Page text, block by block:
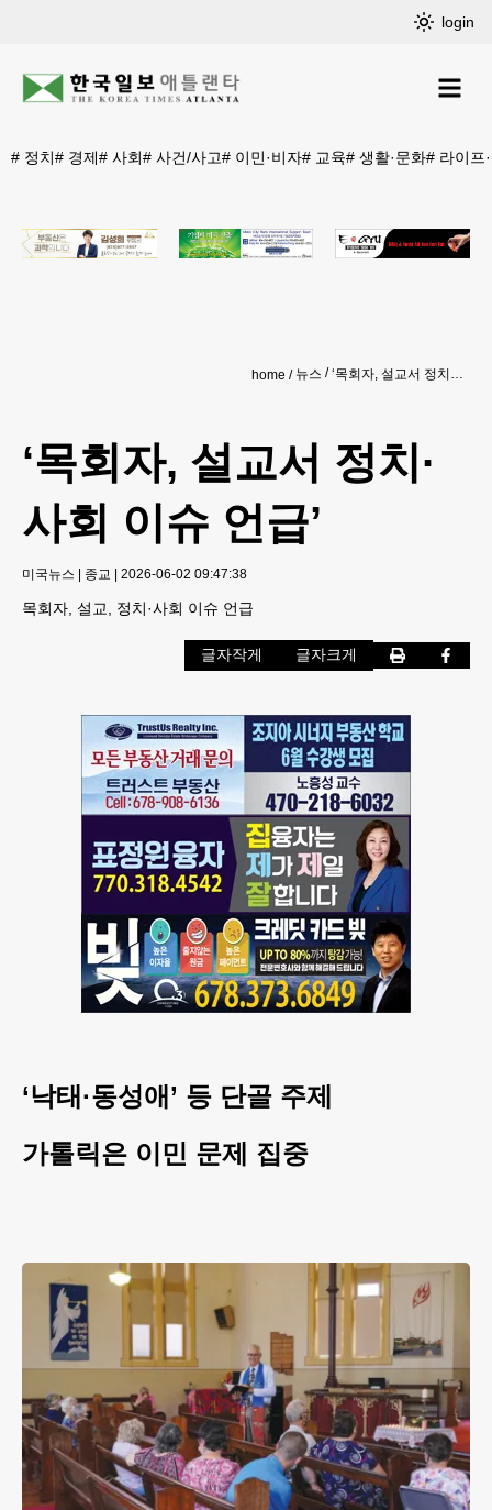
login
# 정치# 경제# 사회# 사건/사고# 이민·비자# 교육# 생활·문화# 라이프
home 뉴스 ‘목회자, 설교서 정치·사회 이슈 언급’
‘목회자, 설교서 정치·
사회 이슈 언급’
미국뉴스 | 종교 | 2026-06-02 09:47:38
목회자, 설교, 정치·사회 이슈 언급
글자작게 글자크게
‘낙태·동성애’ 등 단골 주제
가톨릭은 이민 문제 집중